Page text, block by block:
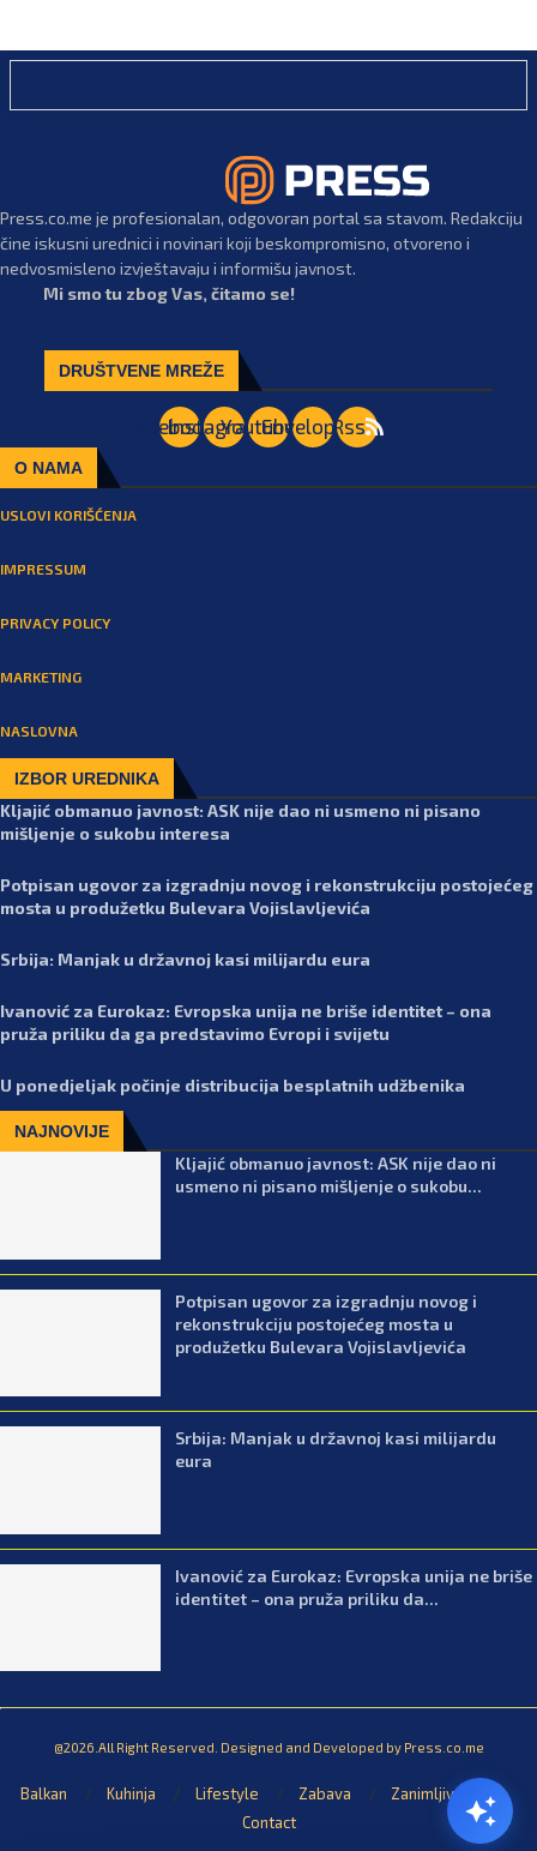
Press.co.me je profesionalan, odgovoran portal sa stavom. Redakciju
čine iskusni urednici i novinari koji beskompromisno, otvoreno i
nedvosmisleno izvještavaju i informišu javnost.
Mi smo tu zbog Vas, čitamo se!
DRUŠTVENE MREŽE
Facebook
Instagram
YoutubeEnvelopeRss
O NAMA
USLOVI KORIŠĆENJA
IMPRESSUM
PRIVACY POLICY
MARKETING
NASLOVNA
IZBOR UREDNIKA
Kljajić obmanuo javnost: ASK nije dao ni usmeno ni pisano
mišljenje o sukobu interesa
Potpisan ugovor za izgradnju novog i rekonstrukciju postojećeg
mosta u produžetku Bulevara Vojislavljevića
Srbija: Manjak u državnoj kasi milijardu eura
Ivanović za Eurokaz: Evropska unija ne briše identitet – ona
pruža priliku da ga predstavimo Evropi i svijetu
U ponedjeljak počinje distribucija besplatnih udžbenika
NAJNOVIJE
Kljajić obmanuo javnost: ASK nije dao ni
usmeno ni pisano mišljenje o sukobu...
Potpisan ugovor za izgradnju novog i
rekonstrukciju postojećeg mosta u
produžetku Bulevara Vojislavljevića
Srbija: Manjak u državnoj kasi milijardu
eura
Ivanović za Eurokaz: Evropska unija ne briše
identitet – ona pruža priliku da...
@2026.All Right Reserved. Designed and Developed by Press.co.me
Balkan Kuhinja Lifestyle Zabava
Zanimljivosti
Contact